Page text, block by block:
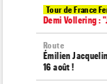
Tour de France
Demi Vollering :
Route
Émilien
16 août !